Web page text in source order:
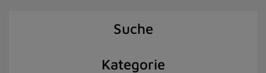
Suche
Kategorie